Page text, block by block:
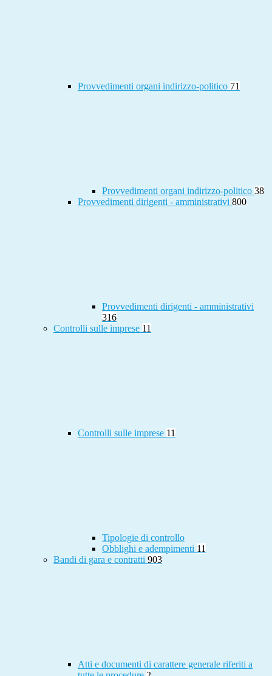
Provvedimenti organi indirizzo-politico 71
Provvedimenti organi indirizzo-politico 38
Provvedimenti dirigenti - amministrativi 800
Provvedimenti dirigenti - amministrativi
316
Controlli sulle imprese 11
Controlli sulle imprese 11
Tipologie di controllo
Obblighi e adempimenti 11
Bandi di gara e contratti 903
Atti e documenti di carattere generale riferiti a